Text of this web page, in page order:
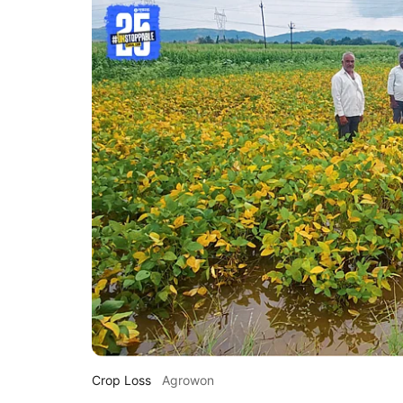
Crop Loss Agrowon